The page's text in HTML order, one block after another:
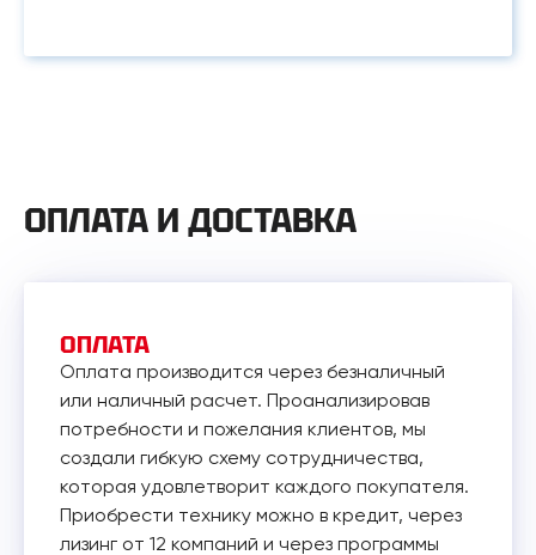
ОПЛАТА И ДОСТАВКА
ОПЛАТА
Оплата производится через безналичный
или наличный расчет. Проанализировав
потребности и пожелания клиентов, мы
создали гибкую схему сотрудничества,
которая удовлетворит каждого покупателя.
Приобрести технику можно в кредит, через
лизинг от 12 компаний и через программы